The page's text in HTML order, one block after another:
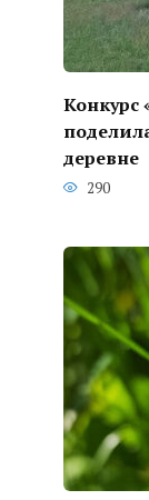
Конкурс
деревне
290